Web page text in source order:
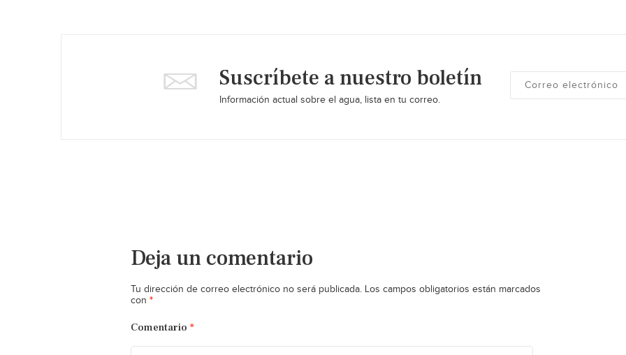
Suscríbete a nuestro boletín
Información actual sobre el agua, lista en tu correo.
Deja un comentario
Tu dirección de correo electrónico no será publicada. Los campos obligatorios están marcados
con *
Comentario *